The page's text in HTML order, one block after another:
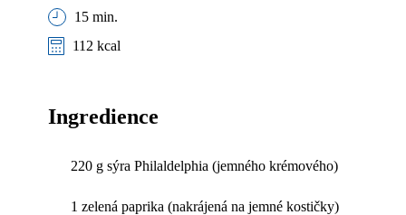
15 min.
112 kcal
Ingredience
220 g sýra Philaldelphia (jemného krémového)
1 zelená paprika (nakrájená na jemné kostičky)